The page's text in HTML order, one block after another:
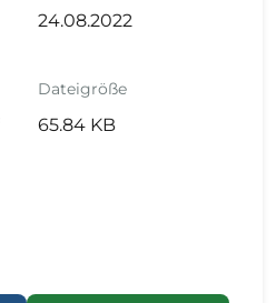
24.08.2022
Dateigröße
65.84 KB